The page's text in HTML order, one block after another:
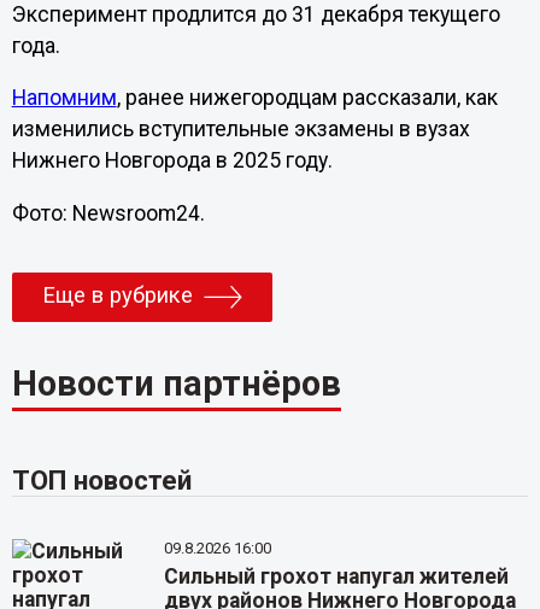
Эксперимент продлится до 31 декабря текущего
года.
Напомним, ранее нижегородцам рассказали, как
изменились вступительные экзамены в вузах
Нижнего Новгорода в 2025 году.
Фото: Newsroom24.
Еще в рубрике
Новости партнёров
ТОП новостей
09.8.2026 16:00
Сильный грохот напугал жителей
двух районов Нижнего Новгорода